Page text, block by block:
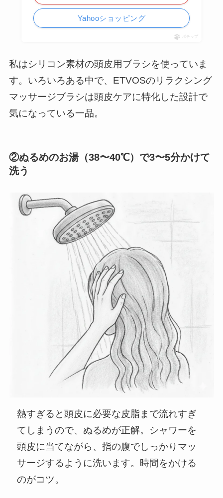
Yahooショッピング
ポチップ
私はシリコン素材の頭皮用ブラシを使っていま
す。いろいろある中で、ETVOSのリラクシング
マッサージブラシは頭皮ケアに特化した設計で
気になっている一品。
②ぬるめのお湯（38〜40℃）で3〜5分かけて
洗う
熱すぎると頭皮に必要な皮脂まで流れすぎ
てしまうので、ぬるめが正解。シャワーを
頭皮に当てながら、指の腹でしっかりマッ
サージするように洗います。時間をかける
のがコツ。